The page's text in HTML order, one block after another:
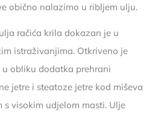
obično nalazimo u ribljem ulju.
račića krila dokazan je u
istraživanjima. Otkriveno je
obliku dodatka prehrani
jetre i steatoze jetre kod miševa
s visokim udjelom masti. Ulje